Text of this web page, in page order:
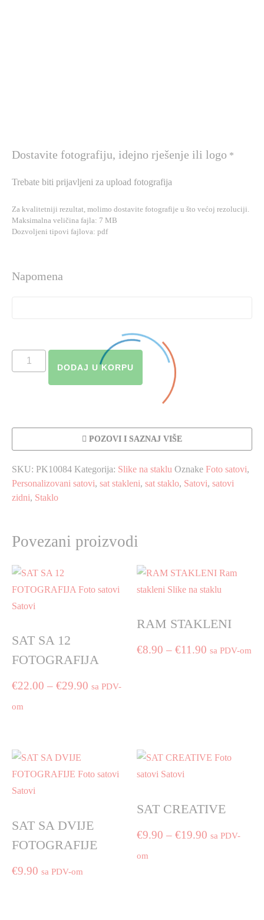
Dostavite fotografiju, idejno rješenje ili logo *
Trebate biti prijavljeni za upload fotografija
Za kvalitetniji rezultat, molimo dostavite fotografije u što većoj rezoluciji.
Maksimalna veličina fajla: 7 MB
Dozvoljeni tipovi fajlova: pdf
Napomena
SAT
STAKLENIDODAJ U KORPU
POZOVI I SAZNAJ VIŠE
SKU: PK10084 Kategorija: Slike na staklu Oznake Foto satovi,
Personalizovani satovi, sat stakleni, sat staklo, Satovi, satovi
zidni, Staklo
Povezani proizvodi
SAT SA 12
FOTOGRAFIJA
€22.00 – €29.90 Price
sa PDV-
om
has
multiple
may
be
on
RAM STAKLENI
€8.90 – €11.90 Price
sa PDV-om
options
may
on
product
page
SAT SA DVIJE
FOTOGRAFIJE
€9.90 sa PDV-om
SAT CREATIVE
€9.90 – €19.90 Price
sa PDV-
om